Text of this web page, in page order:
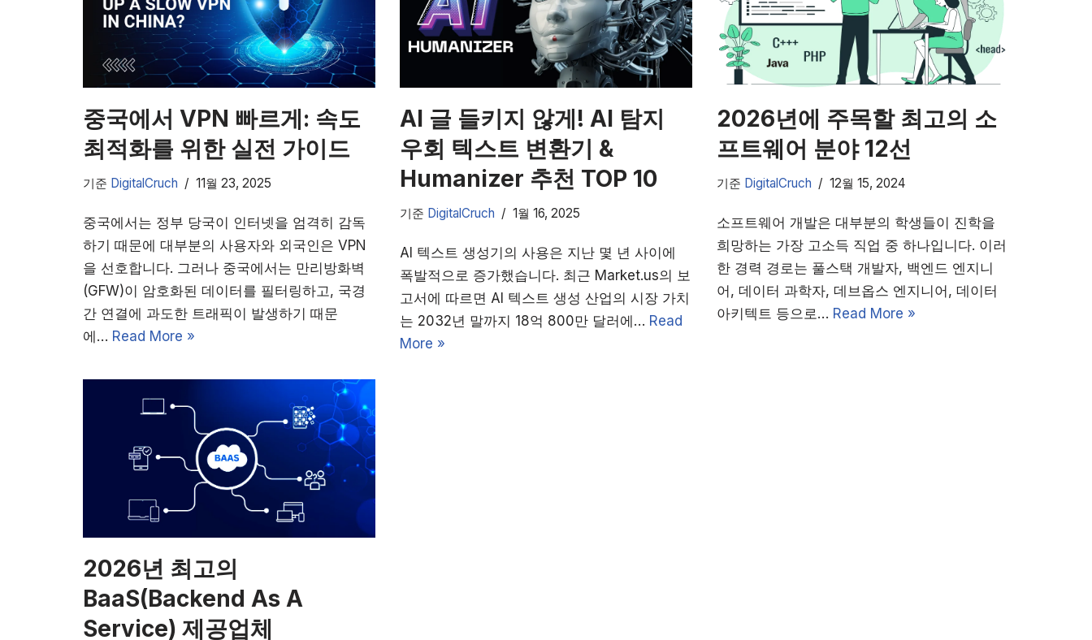
중국에서 VPN 빠르게: 속도
최적화를 위한 실전 가이드
기준 DigitalCruch 11월 23, 2025
중국에서는 정부 당국이 인터넷을 엄격히 감독
하기 때문에 대부분의 사용자와 외국인은 VPN
을 선호합니다. 그러나 중국에서는 만리방화벽
(GFW)이 암호화된 데이터를 필터링하고, 국경
간 연결에 과도한 트래픽이 발생하기 때문
에… Read More »
AI 글 들키지 않게! AI 탐지
우회 텍스트 변환기 &
Humanizer 추천 TOP 10
기준 DigitalCruch 1월 16, 2025
AI 텍스트 생성기의 사용은 지난 몇 년 사이에
폭발적으로 증가했습니다. 최근 Market.us의 보
고서에 따르면 AI 텍스트 생성 산업의 시장 가치
는 2032년 말까지 18억 800만 달러에… Read
More »
2026년에 주목할 최고의 소
프트웨어 분야 12선
기준 DigitalCruch 12월 15, 2024
소프트웨어 개발은 대부분의 학생들이 진학을
희망하는 가장 고소득 직업 중 하나입니다. 이러
한 경력 경로는 풀스택 개발자, 백엔드 엔지니
어, 데이터 과학자, 데브옵스 엔지니어, 데이터
아키텍트 등으로… Read More »
2026년 최고의
BaaS(Backend As A
Service) 제공업체